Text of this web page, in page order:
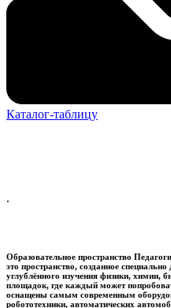
Каталог-таблицу
.
Образовательное пространство
это пространство, созданное
углублённого изучения физики, химии,
площадок, где каждый может
оснащены самым современным
робототехники, автоматических